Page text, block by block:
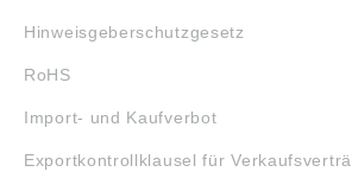
Hinweisgeberschutzgesetz
RoHS
Import- und Kaufverbot
Exportkontrollklausel für